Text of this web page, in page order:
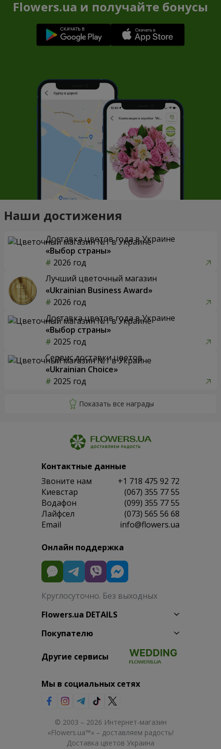
Flowers.ua и получайте бонусы
Наши достижения
Доставка цветов года в Украине
«Выбор страны»
2026 год
Лучший цветочный магазин
«Ukrainian Business Award»
2026 год
Доставка цветов года в Украине
«Выбор страны»
2025 год
Сервис доставки цветов
«Ukrainian Choice»
2025 год
Контактные данные
Звоните нам
+1 718 475 92 72
Киевстар
(067) 355 77 55
Водафон
(099) 355 77 55
Лайфсел
(073) 565 56 68
Email
info@flowers.ua
Онлайн поддержка
Круглосуточно. Без выходных
Flowers.ua DETAILS
Покупателю
Другие сервисы
Мы в социальных сетях
© 2003 – 2026 Интернет-магазин
«Flowers.ua™» – доставляем радость!
Доставка цветов Украина